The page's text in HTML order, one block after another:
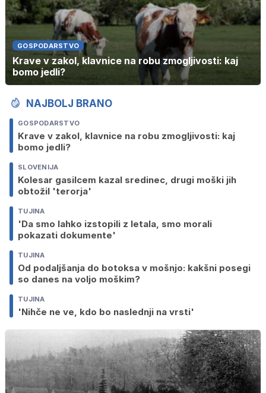
GOSPODARSTVO
Krave v zakol, klavnice na robu zmogljivosti: kaj
bomo jedli?
NAJBOLJ BRANO
GOSPODARSTVO
Krave v zakol, klavnice na robu zmogljivosti: kaj
bomo jedli?
SLOVENIJA
Kolesar gasilcem kazal sredinec, drugi moški jih
obtožil 'terorja'
TUJINA
'Da smo lahko izstopili z letala, smo morali
pokazati dokumente'
TUJINA
Od podaljšanja do botoksa v mošnjo: kakšni posegi
so danes na voljo moškim?
TUJINA
'Nihče ne ve, kdo bo naslednji na vrsti'